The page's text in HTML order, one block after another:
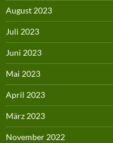
August 2023
Juli 2023
Juni 2023
Mai 2023
April 2023
März 2023
November 2022